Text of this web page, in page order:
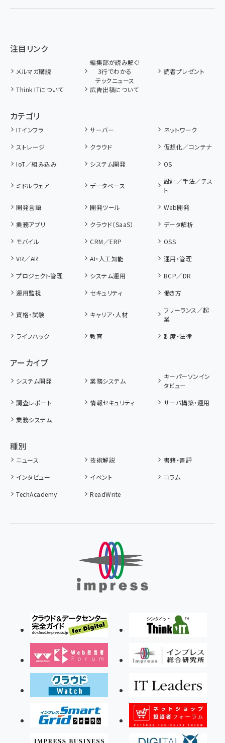
注目リンク
メルマガ購読
編集部が読み解く!
3行でわかる
テックニュース
読者プレゼント
Think ITについて 広告出稿について
カテゴリ
ITインフラ サーバー
ネットワーク
ストレージ
クラウド
仮想化／コンテナ
IoT／組み込み
システム開発 OS
ミドルウェア データベース
設計／手法／テス
ト
開発言語
開発ツール
Web開発
業務アプリ
クラウド（SaaS）
データ解析
モバイル
CRM／ERP
OSS
VR／AR
AI・人工知能
運用・管理
プロジェクト管理
システム運用
BCP／DR
運用監視
セキュリティ 働き方
資格・試験 キャリア・人材
フリーランス／起
業
ライフハック
教育 制度・法律
アーカイブ
システム開発 業務システム
キーパーソンイン
タビュー
調査レポート
情報セキュリティ
サーバ構築・運用
業務システム
種別
ニュース 技術解説
書籍・書評
インタビュー
イベント
コラム
TechAcademy
ReadWrite